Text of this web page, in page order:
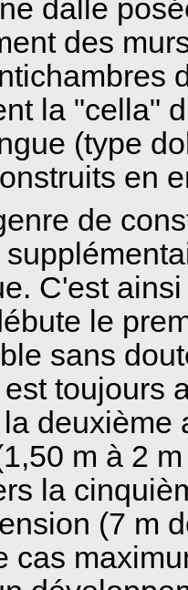
dalle
des
la "cella"
(type
en
de
C'est
le
sans
toujours
deuxième
m à 2
la
(7 m
cas